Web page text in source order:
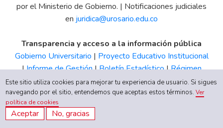
por el Ministerio de Gobierno. | Notificaciones judiciales
en juridica@urosario.edu.co
Transparencia y acceso a la información pública
Gobierno Universitario | Proyecto Educativo Institucional
|Informe de Gestión|Boletín Estadístico|Régimen
Tributario|Estados Financieros |Código de Ética| Canal
de Integridad UR
Este sitio utiliza cookies para mejorar tu experiencia de usuario. Si sigues
navegando por el sitio, entendemos que aceptas estos términos.Ver
política de cookies
Aceptar No, gracias